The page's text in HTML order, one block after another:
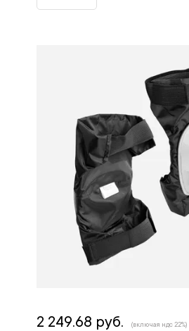
2 249.68 руб. (включая ндс 22%)